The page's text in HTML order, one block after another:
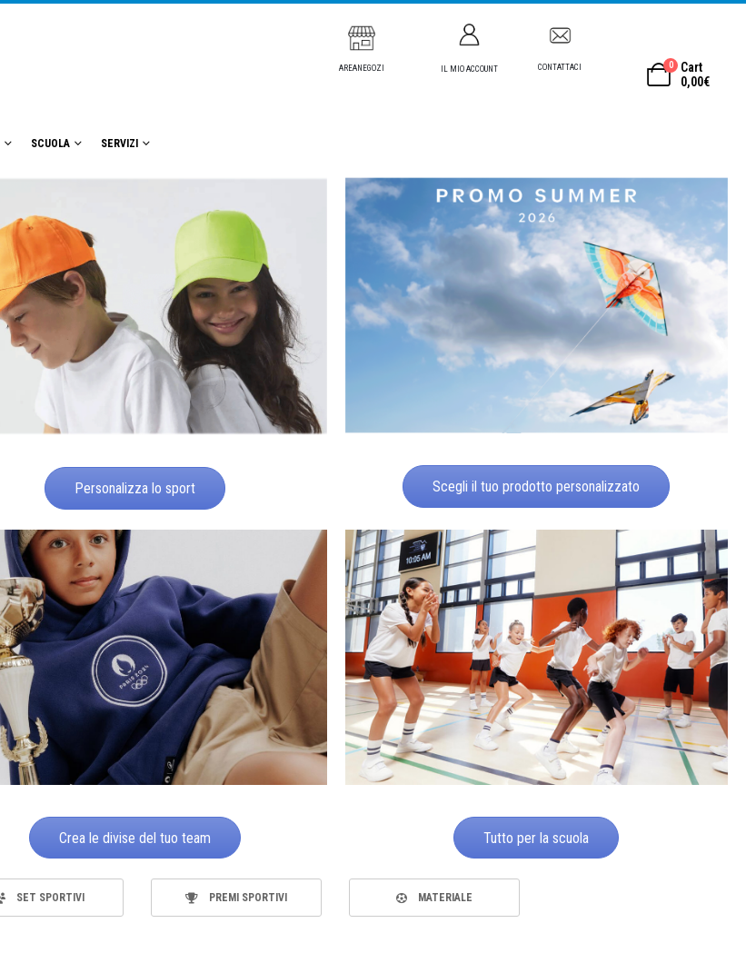
AREANEGOZI IL MIO ACCOUNT CONTATTACI 0
Cart
0,00€
SCUOLA SERVIZI
Personalizza lo sport Scegli il tuo prodotto personalizzato
Crea le divise del tuo team Tutto per la scuola
SET SPORTIVI PREMI SPORTIVI MATERIALE